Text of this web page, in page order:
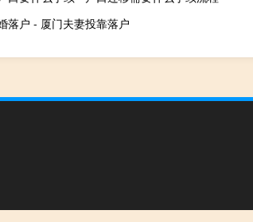
落户 - 厦门夫妻投靠落户